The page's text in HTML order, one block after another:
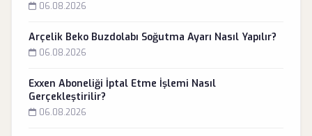
06.08.2026
Arçelik Beko Buzdolabı Soğutma Ayarı Nasıl Yapılır?
06.08.2026
Exxen Aboneliği İptal Etme İşlemi Nasıl
Gerçekleştirilir?
06.08.2026